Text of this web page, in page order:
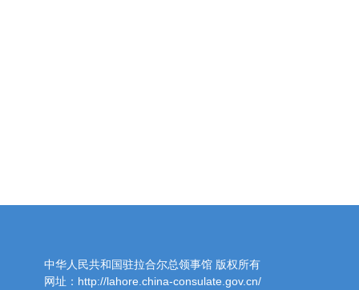
中华人民共和国驻拉合尔总领事馆 版权所有
网址：http://lahore.china-consulate.gov.cn/